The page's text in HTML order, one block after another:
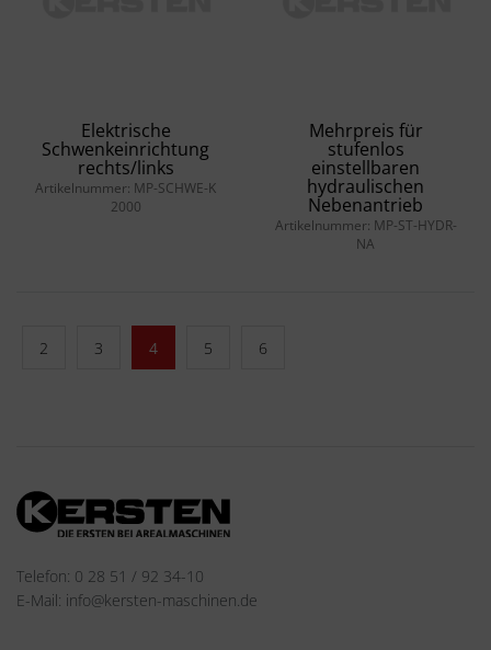
Elektrische
Schwenkeinrichtung
rechts/links
Artikelnummer: MP-SCHWE-K
2000
Mehrpreis für
stufenlos
einstellbaren
hydraulischen
Nebenantrieb
Artikelnummer: MP-ST-HYDR-
NA
2 3 4 5 6
Telefon: 0 28 51 / 92 34-10
E-Mail: info@kersten-maschinen.de